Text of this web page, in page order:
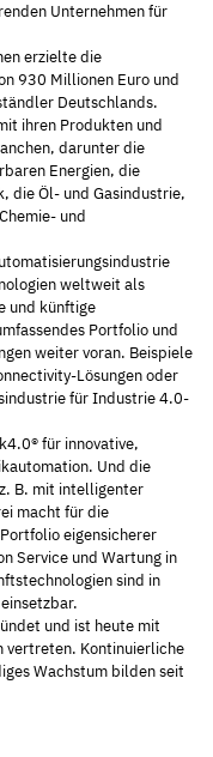
Unternehmen für
erzielte die
930 Millionen Euro und
Deutschlands.
ihren Produkten und
darunter die
Energien, die
die Öl- und Gasindustrie,
und
weltweit als
und künftige
Portfolio und
weiter voran. Beispiele
Lösungen oder
für Industrie 4.0-
für innovative,
Und die
B. mit intelligenter
macht für die
eigensicherer
Service und Wartung in
sind in
und ist heute mit
vertreten. Kontinuierliche
Wachstum bilden seit